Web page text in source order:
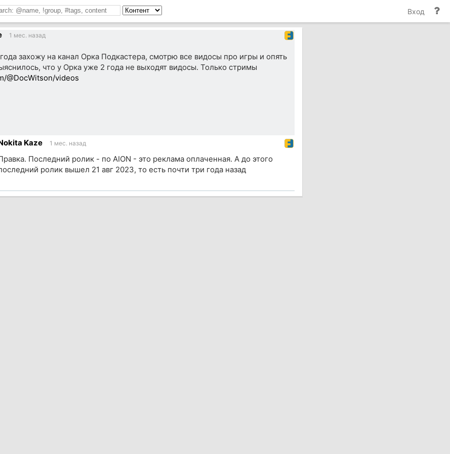
Вход
1 мес. назад
захожу на канал Орка Подкастера, смотрю все видосы про игры и опять
что у Орка уже 2 года не выходят видосы. Только стримы
@DocWitson/videos
Kaze 1 мес. назад
Последний ролик - по AION - это реклама оплаченная. А до этого
ролик вышел 21 авг 2023, то есть почти три года назад